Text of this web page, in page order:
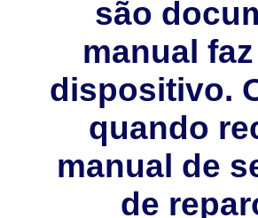
são
manual
dispositivo.
quando
manual de
de